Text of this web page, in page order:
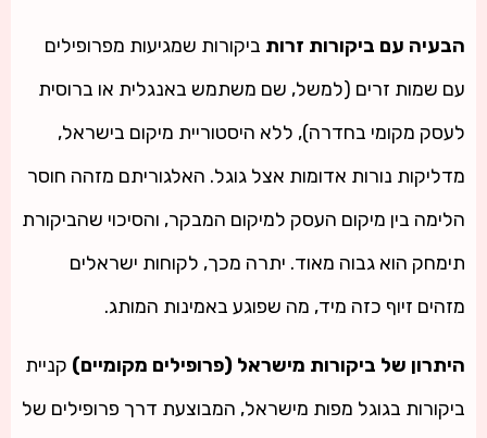
הבעיה עם ביקורות זרות ביקורות שמגיעות מפרופילים
עם שמות זרים (למשל, שם משתמש באנגלית או ברוסית
לעסק מקומי בחדרה), ללא היסטוריית מיקום בישראל,
מדליקות נורות אדומות אצל גוגל. האלגוריתם מזהה חוסר
הלימה בין מיקום העסק למיקום המבקר, והסיכוי שהביקורת
תימחק הוא גבוה מאוד. יתרה מכך, לקוחות ישראלים
מזהים זיוף כזה מיד, מה שפוגע באמינות המותג.
היתרון של ביקורות מישראל (פרופילים מקומיים) קניית
ביקורות בגוגל מפות מישראל, המבוצעת דרך פרופילים של